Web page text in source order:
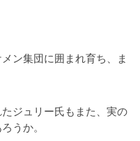
ン集団に囲まれ育ち、ま
ジュリー氏もまた、実の
うか。